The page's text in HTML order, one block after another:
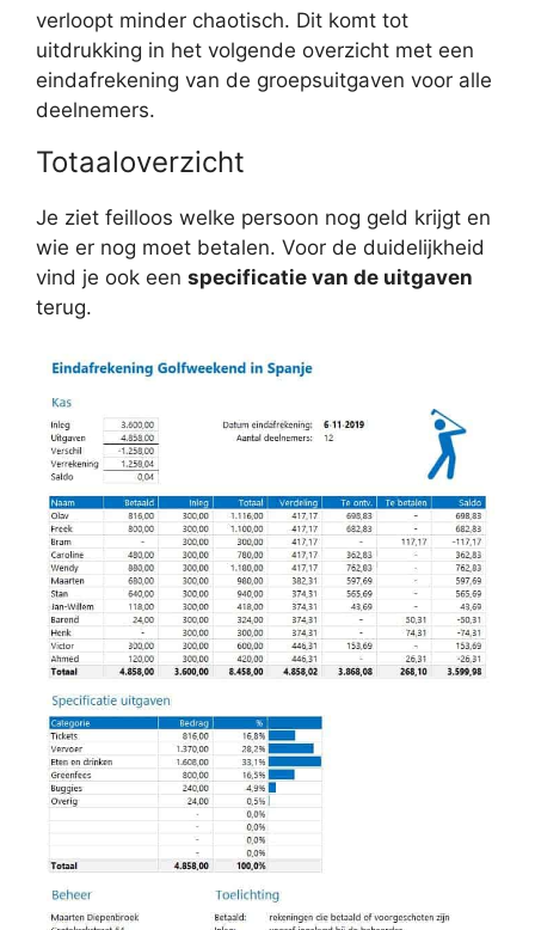
verloopt minder chaotisch. Dit komt tot
uitdrukking in het volgende overzicht met een
eindafrekening van de groepsuitgaven voor alle
deelnemers.
Totaaloverzicht
Je ziet feilloos welke persoon nog geld krijgt en
wie er nog moet betalen. Voor de duidelijkheid
vind je ook een specificatie van de uitgaven
terug.